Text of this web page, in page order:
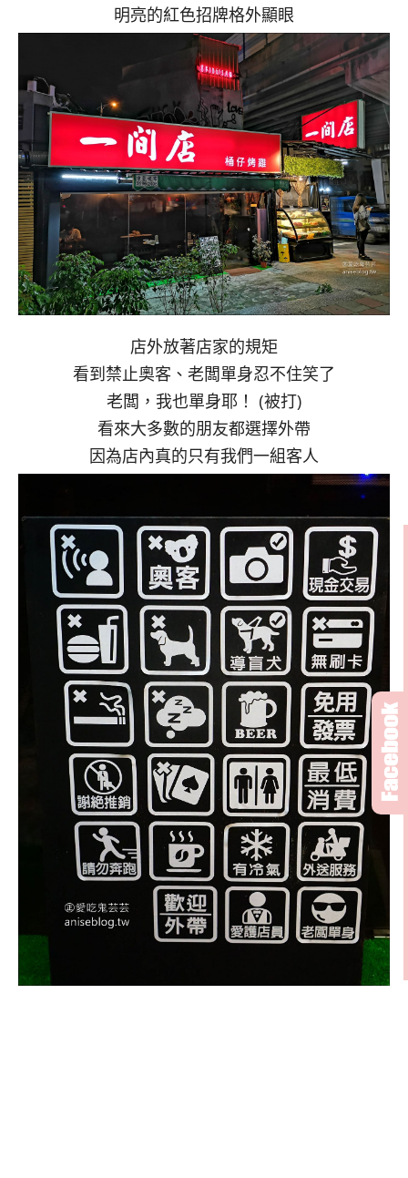
明亮的紅色招牌格外顯眼
店外放著店家的規矩
看到禁止奧客、老闆單身忍不住笑了
老闆，我也單身耶！ (被打)
看來大多數的朋友都選擇外帶
因為店內真的只有我們一組客人